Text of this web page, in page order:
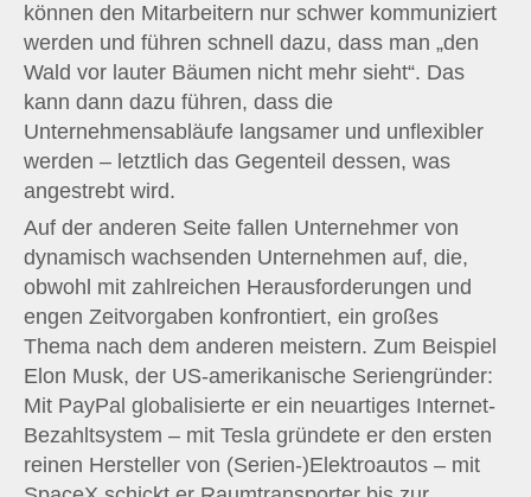
können den Mitarbeitern nur schwer kommuniziert
werden und führen schnell dazu, dass man „den
Wald vor lauter Bäumen nicht mehr sieht“. Das
kann dann dazu führen, dass die
Unternehmensabläufe langsamer und unflexibler
werden – letztlich das Gegenteil dessen, was
angestrebt wird.
Auf der anderen Seite fallen Unternehmer von
dynamisch wachsenden Unternehmen auf, die,
obwohl mit zahlreichen Herausforderungen und
engen Zeitvorgaben konfrontiert, ein großes
Thema nach dem anderen meistern. Zum Beispiel
Elon Musk, der US-amerikanische Seriengründer:
Mit PayPal globalisierte er ein neuartiges Internet-
Bezahltsystem – mit Tesla gründete er den ersten
reinen Hersteller von (Serien-)Elektroautos – mit